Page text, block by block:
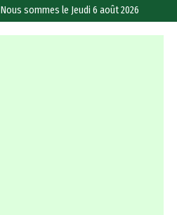
Nous sommes le Jeudi 6 août 2026